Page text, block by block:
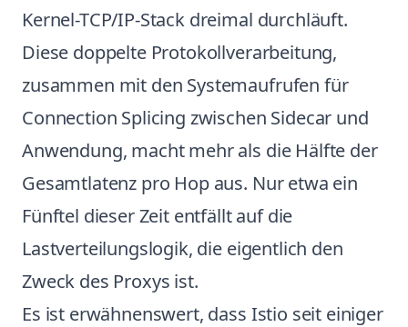
Kernel-TCP/IP-Stack dreimal durchläuft.
Diese doppelte Protokollverarbeitung,
zusammen mit den Systemaufrufen für
Connection Splicing zwischen Sidecar und
Anwendung, macht mehr als die Hälfte der
Gesamtlatenz pro Hop aus. Nur etwa ein
Fünftel dieser Zeit entfällt auf die
Lastverteilungslogik, die eigentlich den
Zweck des Proxys ist.
Es ist erwähnenswert, dass Istio seit einiger